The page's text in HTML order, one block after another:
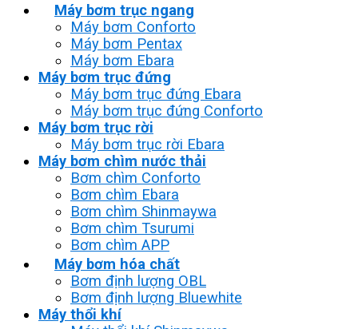
Máy bơm trục ngang
Máy bơm Conforto
Máy bơm Pentax
Máy bơm Ebara
Máy bơm trục đứng
Máy bơm trục đứng Ebara
Máy bơm trục đứng Conforto
Máy bơm trục rời
Máy bơm trục rời Ebara
Máy bơm chìm nước thải
Bơm chìm Conforto
Bơm chìm Ebara
Bơm chìm Shinmaywa
Bơm chìm Tsurumi
Bơm chìm APP
Máy bơm hóa chất
Bơm định lượng OBL
Bơm định lượng Bluewhite
Máy thổi khí